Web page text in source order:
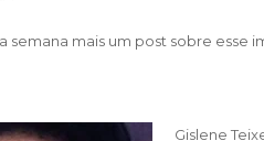
semana mais um post sobre esse
Gislene